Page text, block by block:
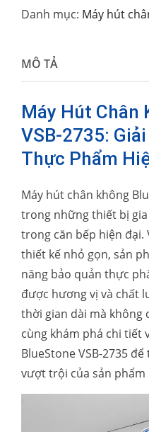
Không
VSB-
lượng
Danh mục: Máy hút
MÔ TẢ
Máy Hút Chân
VSB-2735:
Thực Phẩm
Máy hút chân không
trong những thiết bị
trong căn bếp hiện đại.
thiết kế nhỏ gọn, sản
năng bảo quản thực
được hương vị và chất
thời gian dài mà không
cùng khám phá chi tiết
BlueStone VSB-2735
vượt trội của sản phẩm